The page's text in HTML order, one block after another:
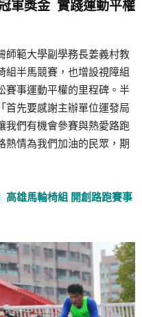
軍獎金 實踐運動平權
師範大學副學務長姜義村教
組半馬競賽，也增設視障組
賽事運動平權的里程碑。半
首先要感謝主辦單位運發局
我們有機會參賽與熱愛路跑
熱情為我們加油的民眾，期
高雄馬輪椅組 開創路跑賽事